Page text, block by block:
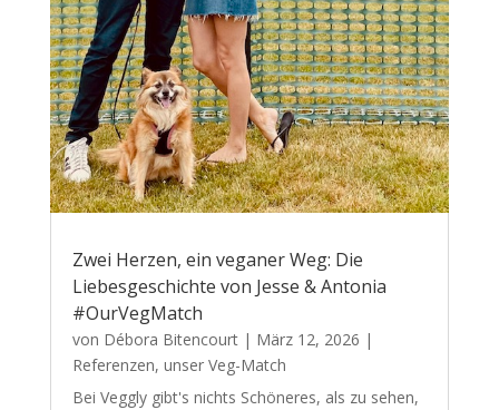
Zwei Herzen, ein veganer Weg: Die
Liebesgeschichte von Jesse & Antonia
#OurVegMatch
von Débora Bitencourt| März 12, 2026 |
Referenzen, unser Veg-Match
Bei Veggly gibt's nichts Schöneres, als zu sehen,